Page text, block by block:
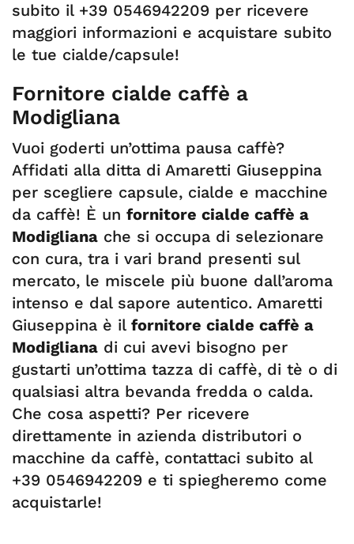
subito il +39 0546942209 per ricevere
maggiori informazioni e acquistare subito
le tue cialde/capsule!
Fornitore cialde caffè a
Modigliana
Vuoi goderti un’ottima pausa caffè?
Affidati alla ditta di Amaretti Giuseppina
per scegliere capsule, cialde e macchine
da caffè! È un fornitore cialde caffè a
Modigliana che si occupa di selezionare
con cura, tra i vari brand presenti sul
mercato, le miscele più buone dall’aroma
intenso e dal sapore autentico. Amaretti
Giuseppina è il fornitore cialde caffè a
Modigliana di cui avevi bisogno per
gustarti un’ottima tazza di caffè, di tè o di
qualsiasi altra bevanda fredda o calda.
Che cosa aspetti? Per ricevere
direttamente in azienda distributori o
macchine da caffè, contattaci subito al
+39 0546942209 e ti spiegheremo come
acquistarle!